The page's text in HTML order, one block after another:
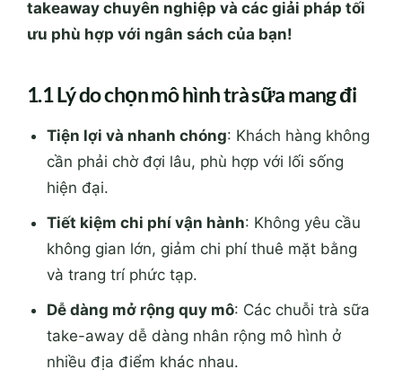
takeaway chuyên nghiệp và các giải pháp tối
ưu phù hợp với ngân sách của bạn!
1.1 Lý do chọn mô hình trà sữa mang đi
Tiện lợi và nhanh chóng: Khách hàng không
cần phải chờ đợi lâu, phù hợp với lối sống
hiện đại.
Tiết kiệm chi phí vận hành: Không yêu cầu
không gian lớn, giảm chi phí thuê mặt bằng
và trang trí phức tạp.
Dễ dàng mở rộng quy mô: Các chuỗi trà sữa
take-away dễ dàng nhân rộng mô hình ở
nhiều địa điểm khác nhau.